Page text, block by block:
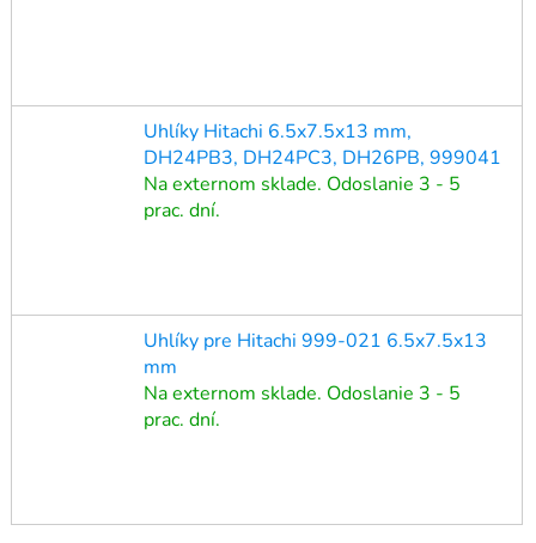
Uhlíky Hitachi 6.5x7.5x13 mm,
DH24PB3, DH24PC3, DH26PB, 999041
Na externom sklade. Odoslanie 3 - 5
prac. dní.
Uhlíky pre Hitachi 999-021 6.5x7.5x13
mm
Na externom sklade. Odoslanie 3 - 5
prac. dní.